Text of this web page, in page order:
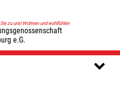
zu uns! Wohnen und wohlfühlen
e.G.